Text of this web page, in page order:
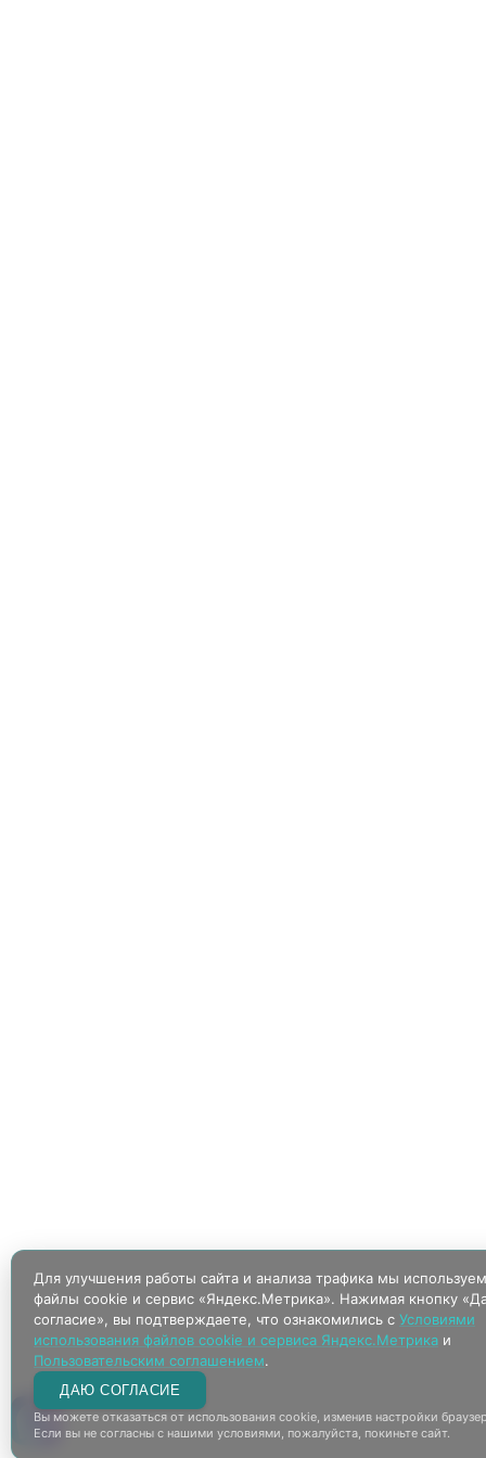
Для улучшения работы сайта и анализа трафика мы используем
файлы cookie и сервис «Яндекс.Метрика». Нажимая кнопку
согласие», вы подтверждаете, что ознакомились с Условиями
использования файлов cookie и сервиса Яндекс.Метрика и
Пользовательским соглашением.
ДАЮ СОГЛАСИЕ
Вы можете отказаться от использования cookie, изменив настройки
Если вы не согласны с нашими условиями, пожалуйста, покиньте сайт.